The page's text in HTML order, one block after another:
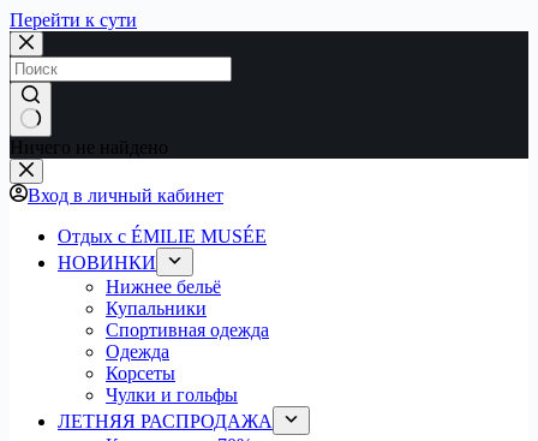
Перейти к сути
Ничего не найдено
Вход в личный кабинет
Отдых с ÉMILIE MUSÉE
НОВИНКИ
Нижнее бельё
Купальники
Спортивная одежда
Одежда
Корсеты
Чулки и гольфы
ЛЕТНЯЯ РАСПРОДАЖА